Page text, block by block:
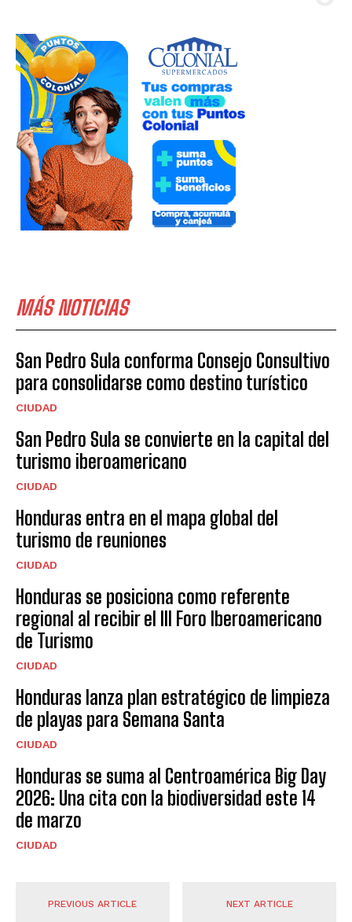
MÁS NOTICIAS
San Pedro Sula conforma Consejo Consultivo
para consolidarse como destino turístico
CIUDAD
San Pedro Sula se convierte en la capital del
turismo iberoamericano
CIUDAD
Honduras entra en el mapa global del
turismo de reuniones
CIUDAD
Honduras se posiciona como referente
regional al recibir el III Foro Iberoamericano
de Turismo
CIUDAD
Honduras lanza plan estratégico de limpieza
de playas para Semana Santa
CIUDAD
Honduras se suma al Centroamérica Big Day
2026: Una cita con la biodiversidad este 14
de marzo
CIUDAD
PREVIOUS ARTICLE NEXT ARTICLE